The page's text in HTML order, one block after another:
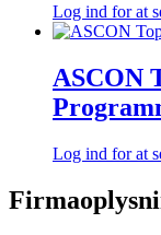
Log ind for at
ASCON
Log ind for at